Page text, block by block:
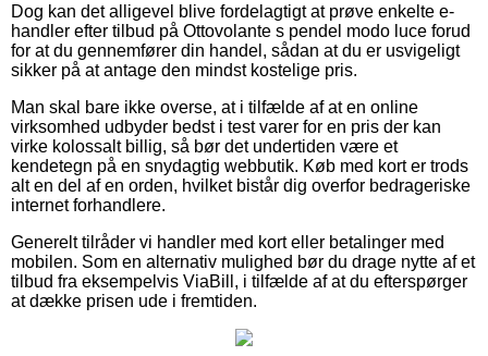
Dog kan det alligevel blive fordelagtigt at prøve enkelte e-
handler efter tilbud på Ottovolante s pendel modo luce forud
for at du gennemfører din handel, sådan at du er usvigeligt
sikker på at antage den mindst kostelige pris.
Man skal bare ikke overse, at i tilfælde af at en online
virksomhed udbyder bedst i test varer for en pris der kan
virke kolossalt billig, så bør det undertiden være et
kendetegn på en snydagtig webbutik. Køb med kort er trods
alt en del af en orden, hvilket bistår dig overfor bedrageriske
internet forhandlere.
Generelt tilråder vi handler med kort eller betalinger med
mobilen. Som en alternativ mulighed bør du drage nytte af et
tilbud fra eksempelvis ViaBill, i tilfælde af at du efterspørger
at dække prisen ude i fremtiden.